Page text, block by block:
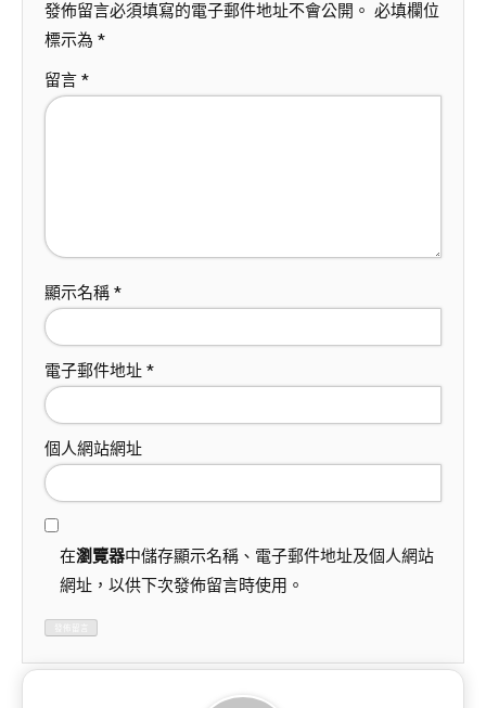
發佈留言必須填寫的電子郵件地址不會公開。 必填欄位
標示為 *
留言 *
顯示名稱 *
電子郵件地址 *
個人網站網址
在瀏覽器中儲存顯示名稱、電子郵件地址及個人網站
網址，以供下次發佈留言時使用。